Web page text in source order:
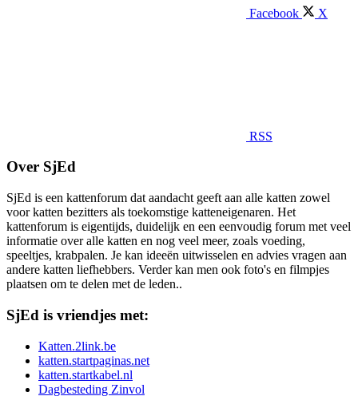
Facebook X
RSS
Over SjEd
SjEd is een kattenforum dat aandacht geeft aan alle katten zowel
voor katten bezitters als toekomstige katteneigenaren. Het
kattenforum is eigentijds, duidelijk en een eenvoudig forum met veel
informatie over alle katten en nog veel meer, zoals voeding,
speeltjes, krabpalen. Je kan ideeën uitwisselen en advies vragen aan
andere katten liefhebbers. Verder kan men ook foto's en filmpjes
plaatsen om te delen met de leden..
SjEd is vriendjes met:
Katten.2link.be
katten.startpaginas.net
katten.startkabel.nl
Dagbesteding Zinvol